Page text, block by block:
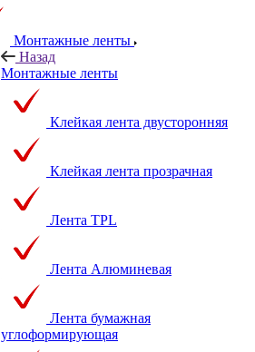
Монтажные ленты
Назад
Монтажные ленты
Клейкая лента двусторонняя
Клейкая лента прозрачная
Лента TPL
Лента Алюминевая
Лента бумажная
углоформирующая